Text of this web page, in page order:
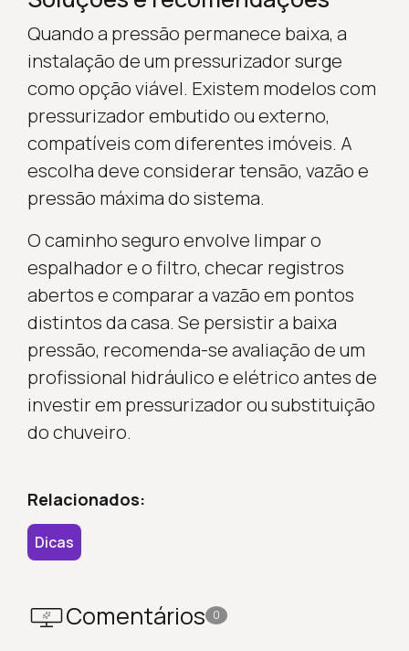
Quando a pressão permanece baixa, a
instalação de um pressurizador surge
como opção viável. Existem modelos com
pressurizador embutido ou externo,
compatíveis com diferentes imóveis. A
escolha deve considerar tensão, vazão e
pressão máxima do sistema.
O caminho seguro envolve limpar o
espalhador e o filtro, checar registros
abertos e comparar a vazão em pontos
distintos da casa. Se persistir a baixa
pressão, recomenda-se avaliação de um
profissional hidráulico e elétrico antes de
investir em pressurizador ou substituição
do chuveiro.
Relacionados:
Dicas
Comentários 0